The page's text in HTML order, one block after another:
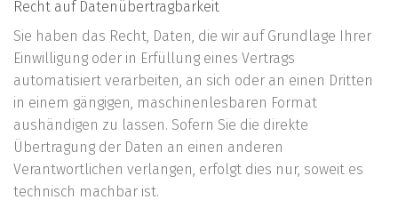
Recht auf Datenübertragbarkeit
Sie haben das Recht, Daten, die wir auf Grundlage Ihrer
Einwilligung oder in Erfüllung eines Vertrags
automatisiert verarbeiten, an sich oder an einen Dritten
in einem gängigen, maschinenlesbaren Format
aushändigen zu lassen. Sofern Sie die direkte
Übertragung der Daten an einen anderen
Verantwortlichen verlangen, erfolgt dies nur, soweit es
technisch machbar ist.